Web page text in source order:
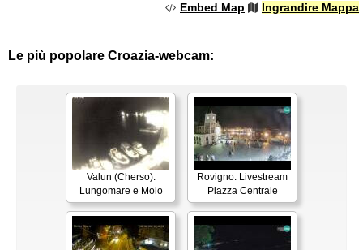
Embed Map Ingrandire Mappa
Le più popolare Croazia-webcam:
Valun (Cherso):
Lungomare e Molo
Rovigno: Livestream
Piazza Centrale